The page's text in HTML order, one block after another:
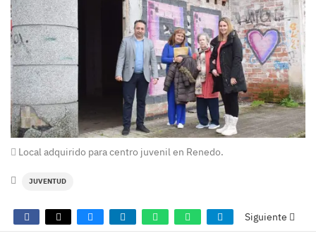
Local adquirido para centro juvenil en Renedo.
JUVENTUD
Siguiente